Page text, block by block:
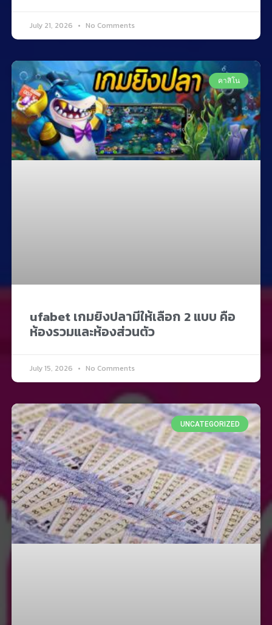
July 21, 2026 No Comments
คาสิโน
ufabet เกมยิงปลามีให้เลือก 2 แบบ คือ
ห้องรวมและห้องส่วนตัว
July 15, 2026 No Comments
UNCATEGORIZED